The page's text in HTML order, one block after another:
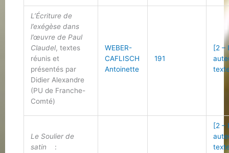
L’Écriture de
l’exégèse dans
l’œuvre de Paul
Claudel, textes
réunis et
présentés par
Didier Alexandre
(PU de Franche-
Comté)
WEBER-
CAFLISCH
Antoinette
191
[2 –
Le Soulier de
satin :
[2 –